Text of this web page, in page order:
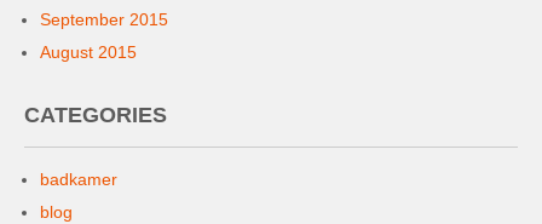
September 2015
August 2015
CATEGORIES
badkamer
blog